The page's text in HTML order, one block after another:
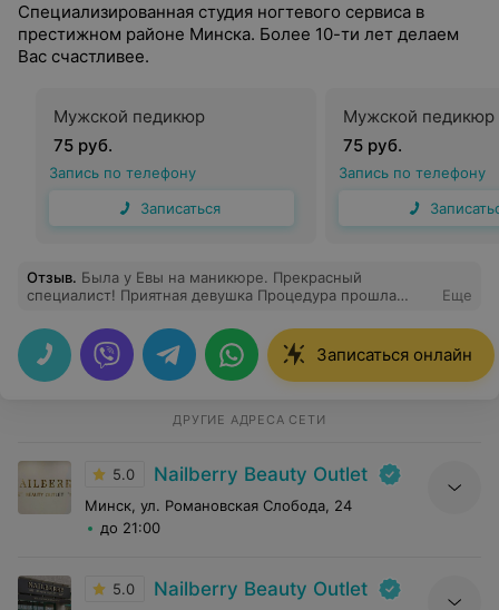
Специализированная студия ногтевого сервиса в
престижном районе Минска. Более 10-ти лет делаем
Вас счастливее.
Мужской педикюр
75 руб.
Запись по телефону
Записаться
Мужской педикюр
75 руб.
Запись по телефону
Отзыв. Была у Евы на маникюре. Прекрасный
специалист! Приятная девушка Процедура прошла
10мин. Маникюр очень аккуратный. Благодарю
Еще
Записаться онлайн
ДРУГИЕ АДРЕСА СЕТИ
5.0 Nailberry Beauty Outlet
Минск, ул. Романовская Слобода, 24
до 21:00
5.0 Nailberry Beauty Outlet